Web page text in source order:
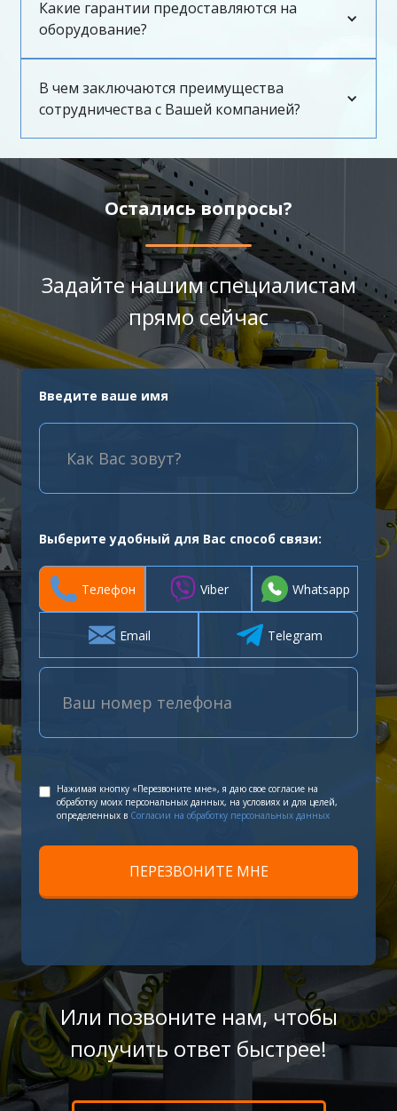
Какие гарантии предоставляются на
оборудование?
В чем заключаются преимущества
сотрудничества с Вашей компанией?
Остались вопросы?
Задайте нашим специалистам
прямо сейчас
Введите ваше имя
Выберите удобный для Вас способ связи:
Телефон Viber Whatsapp
Email Telegram
Нажимая кнопку «Перезвоните мне», я даю свое согласие на
обработку моих персональных данных, на условиях и для целей,
определенных в Согласии на обработку персональных данных
Или позвоните нам, чтобы
получить ответ быстрее!